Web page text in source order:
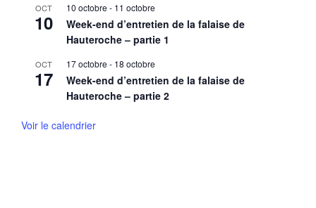
OCT
10
10 octobre - 11 octobre
Week-end d’entretien de la falaise de
Hauteroche – partie 1
OCT
17
17 octobre - 18 octobre
Week-end d’entretien de la falaise de
Hauteroche – partie 2
Voir le calendrier